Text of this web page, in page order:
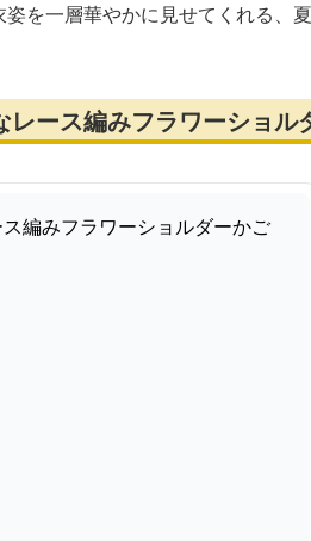
を一層華やかに見せてくれる、
レース編みフラワーショル